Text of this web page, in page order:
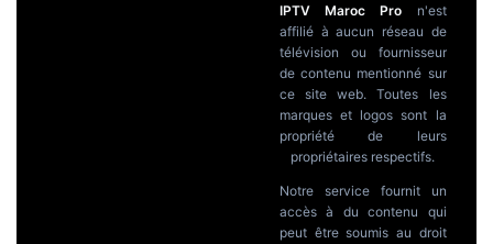
IPTV Maroc Pro n'est
affilié à aucun réseau de
télévision ou fournisseur
de contenu mentionné sur
ce site web. Toutes les
marques et logos sont la
propriété de leurs
propriétaires respectifs.
Notre service fournit un
accès à du contenu qui
peut être soumis au droit